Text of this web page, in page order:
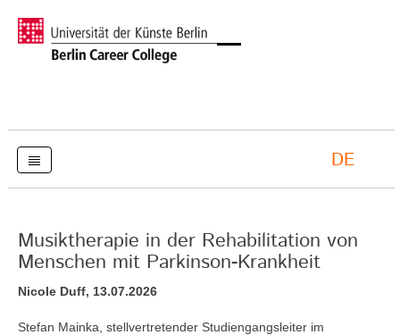
DE
Musiktherapie in der Rehabilitation von
Menschen mit Parkinson-Krankheit
Nicole Duff, 13.07.2026
Stefan Mainka, stellvertretender Studiengangsleiter im